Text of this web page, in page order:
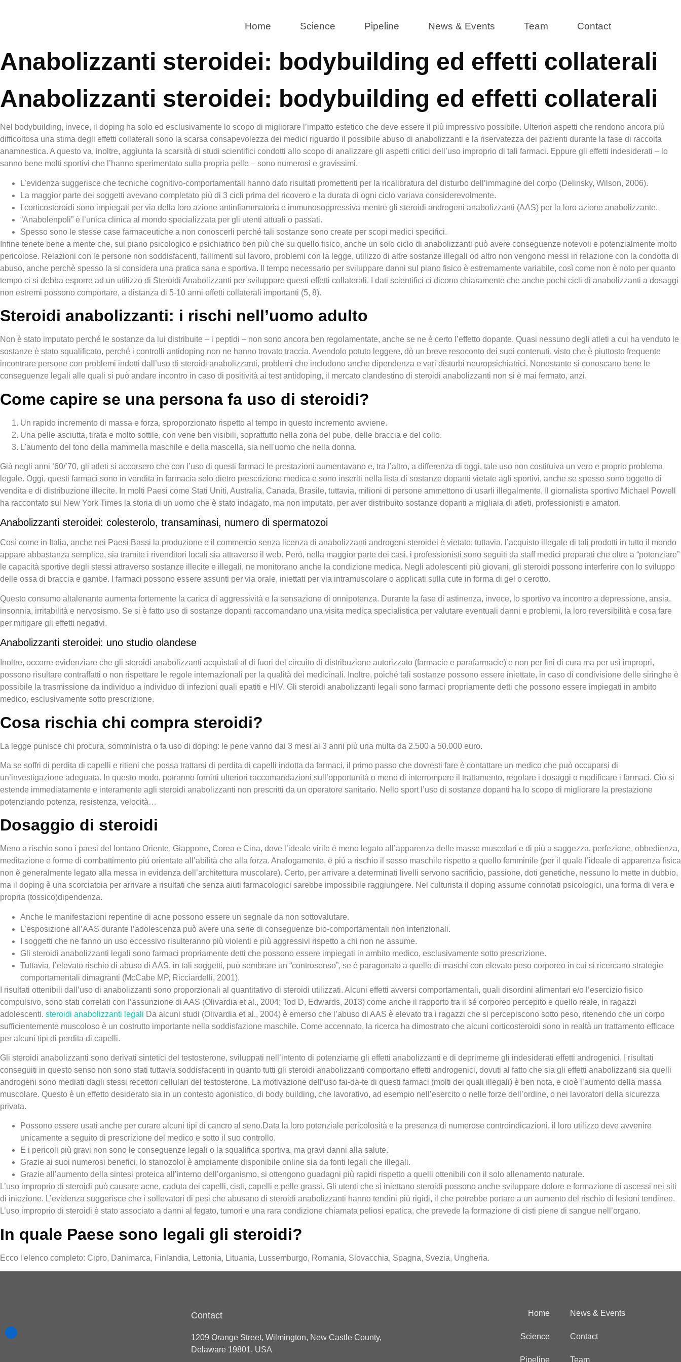
Home Science Pipeline News & Events Team Contact
Anabolizzanti steroidei: bodybuilding ed effetti collaterali
Anabolizzanti steroidei: bodybuilding ed effetti collaterali
Nel bodybuilding, invece, il doping ha solo ed esclusivamente lo scopo di migliorare l’impatto estetico che deve essere il più impressivo possibile. Ulteriori aspetti che rendono ancora più
difficoltosa una stima degli effetti collaterali sono la scarsa consapevolezza dei medici riguardo il possibile abuso di anabolizzanti e la riservatezza dei pazienti durante la fase di raccolta
anamnestica. A questo va, inoltre, aggiunta la scarsità di studi scientifici condotti allo scopo di analizzare gli aspetti critici dell’uso improprio di tali farmaci. Eppure gli effetti indesiderati – lo
sanno bene molti sportivi che l’hanno sperimentato sulla propria pelle – sono numerosi e gravissimi.
L’evidenza suggerisce che tecniche cognitivo-comportamentali hanno dato risultati promettenti per la ricalibratura del disturbo dell’immagine del corpo (Delinsky, Wilson, 2006).
La maggior parte dei soggetti avevano completato più di 3 cicli prima del ricovero e la durata di ogni ciclo variava considerevolmente.
I corticosteroidi sono impiegati per via della loro azione antinfiammatoria e immunosoppressiva mentre gli steroidi androgeni anabolizzanti (AAS) per la loro azione anabolizzante.
“Anabolenpoli” è l’unica clinica al mondo specializzata per gli utenti attuali o passati.
Spesso sono le stesse case farmaceutiche a non conoscerli perché tali sostanze sono create per scopi medici specifici.
Infine tenete bene a mente che, sul piano psicologico e psichiatrico ben più che su quello fisico, anche un solo ciclo di anabolizzanti può avere conseguenze notevoli e potenzialmente molto
pericolose. Relazioni con le persone non soddisfacenti, fallimenti sul lavoro, problemi con la legge, utilizzo di altre sostanze illegali od altro non vengono messi in relazione con la condotta di
abuso, anche perchè spesso la si considera una pratica sana e sportiva. Il tempo necessario per sviluppare danni sul piano fisico è estremamente variabile, così come non è noto per quanto
tempo ci si debba esporre ad un utilizzo di Steroidi Anabolizzanti per sviluppare questi effetti collaterali. I dati scientifici ci dicono chiaramente che anche pochi cicli di anabolizzanti a dosaggi
non estremi possono comportare, a distanza di 5-10 anni effetti collaterali importanti (5, 8).
Steroidi anabolizzanti: i rischi nell’uomo adulto
Non è stato imputato perché le sostanze da lui distribuite – i peptidi – non sono ancora ben regolamentate, anche se ne è certo l’effetto dopante. Quasi nessuno degli atleti a cui ha venduto le
sostanze è stato squalificato, perché i controlli antidoping non ne hanno trovato traccia. Avendolo potuto leggere, dò un breve resoconto dei suoi contenuti, visto che è piuttosto frequente
incontrare persone con problemi indotti dall’uso di steroidi anabolizzanti, problemi che includono anche dipendenza e vari disturbi neuropsichiatrici. Nonostante si conoscano bene le
conseguenze legali alle quali si può andare incontro in caso di positività ai test antidoping, il mercato clandestino di steroidi anabolizzanti non si è mai fermato, anzi.
Come capire se una persona fa uso di steroidi?
Un rapido incremento di massa e forza, sproporzionato rispetto al tempo in questo incremento avviene.
Una pelle asciutta, tirata e molto sottile, con vene ben visibili, soprattutto nella zona del pube, delle braccia e del collo.
L'aumento del tono della mammella maschile e della mascella, sia nell'uomo che nella donna.
Già negli anni ’60/’70, gli atleti si accorsero che con l’uso di questi farmaci le prestazioni aumentavano e, tra l’altro, a differenza di oggi, tale uso non costituiva un vero e proprio problema
legale. Oggi, questi farmaci sono in vendita in farmacia solo dietro prescrizione medica e sono inseriti nella lista di sostanze dopanti vietate agli sportivi, anche se spesso sono oggetto di
vendita e di distribuzione illecite. In molti Paesi come Stati Uniti, Australia, Canada, Brasile, tuttavia, milioni di persone ammettono di usarli illegalmente. Il giornalista sportivo Michael Powell
ha raccontato sul New York Times la storia di un uomo che è stato indagato, ma non imputato, per aver distribuito sostanze dopanti a migliaia di atleti, professionisti e amatori.
Anabolizzanti steroidei: colesterolo, transaminasi, numero di spermatozoi
Così come in Italia, anche nei Paesi Bassi la produzione e il commercio senza licenza di anabolizzanti androgeni steroidei è vietato; tuttavia, l’acquisto illegale di tali prodotti in tutto il mondo
appare abbastanza semplice, sia tramite i rivenditori locali sia attraverso il web. Però, nella maggior parte dei casi, i professionisti sono seguiti da staff medici preparati che oltre a “potenziare”
le capacità sportive degli stessi attraverso sostanze illecite e illegali, ne monitorano anche la condizione medica. Negli adolescenti più giovani, gli steroidi possono interferire con lo sviluppo
delle ossa di braccia e gambe. I farmaci possono essere assunti per via orale, iniettati per via intramuscolare o applicati sulla cute in forma di gel o cerotto.
Questo consumo altalenante aumenta fortemente la carica di aggressività e la sensazione di onnipotenza. Durante la fase di astinenza, invece, lo sportivo va incontro a depressione, ansia,
insonnia, irritabilità e nervosismo. Se si è fatto uso di sostanze dopanti raccomandano una visita medica specialistica per valutare eventuali danni e problemi, la loro reversibilità e cosa fare
per mitigare gli effetti negativi.
Anabolizzanti steroidei: uno studio olandese
Inoltre, occorre evidenziare che gli steroidi anabolizzanti acquistati al di fuori del circuito di distribuzione autorizzato (farmacie e parafarmacie) e non per fini di cura ma per usi impropri,
possono risultare contraffatti o non rispettare le regole internazionali per la qualità dei medicinali. Inoltre, poiché tali sostanze possono essere iniettate, in caso di condivisione delle siringhe è
possibile la trasmissione da individuo a individuo di infezioni quali epatiti e HIV. Gli steroidi anabolizzanti legali sono farmaci propriamente detti che possono essere impiegati in ambito
medico, esclusivamente sotto prescrizione.
Cosa rischia chi compra steroidi?
La legge punisce chi procura, somministra o fa uso di doping: le pene vanno dai 3 mesi ai 3 anni più una multa da 2.500 a 50.000 euro.
Ma se soffri di perdita di capelli e ritieni che possa trattarsi di perdita di capelli indotta da farmaci, il primo passo che dovresti fare è contattare un medico che può occuparsi di
un’investigazione adeguata. In questo modo, potranno fornirti ulteriori raccomandazioni sull’opportunità o meno di interrompere il trattamento, regolare i dosaggi o modificare i farmaci. Ciò si
estende immediatamente e interamente agli steroidi anabolizzanti non prescritti da un operatore sanitario. Nello sport l’uso di sostanze dopanti ha lo scopo di migliorare la prestazione
potenziando potenza, resistenza, velocità…
Dosaggio di steroidi
Meno a rischio sono i paesi del lontano Oriente, Giappone, Corea e Cina, dove l’ideale virile è meno legato all’apparenza delle masse muscolari e di più a saggezza, perfezione, obbedienza,
meditazione e forme di combattimento più orientate all’abilità che alla forza. Analogamente, è più a rischio il sesso maschile rispetto a quello femminile (per il quale l’ideale di apparenza fisica
non è generalmente legato alla messa in evidenza dell’architettura muscolare). Certo, per arrivare a determinati livelli servono sacrificio, passione, doti genetiche, nessuno lo mette in dubbio,
ma il doping è una scorciatoia per arrivare a risultati che senza aiuti farmacologici sarebbe impossibile raggiungere. Nel culturista il doping assume connotati psicologici, una forma di vera e
propria (tossico)dipendenza.
Anche le manifestazioni repentine di acne possono essere un segnale da non sottovalutare.
L’esposizione all’AAS durante l’adolescenza può avere una serie di conseguenze bio-comportamentali non intenzionali.
I soggetti che ne fanno un uso eccessivo risulteranno più violenti e più aggressivi rispetto a chi non ne assume.
Gli steroidi anabolizzanti legali sono farmaci propriamente detti che possono essere impiegati in ambito medico, esclusivamente sotto prescrizione.
Tuttavia, l’elevato rischio di abuso di AAS, in tali soggetti, può sembrare un “controsenso”, se è paragonato a quello di maschi con elevato peso corporeo in cui si ricercano strategie
comportamentali dimagranti (McCabe MP, Ricciardelli, 2001).
I risultati ottenibili dall’uso di anabolizzanti sono proporzionali al quantitativo di steroidi utilizzati. Alcuni effetti avversi comportamentali, quali disordini alimentari e/o l’esercizio fisico
compulsivo, sono stati correlati con l’assunzione di AAS (Olivardia et al., 2004; Tod D, Edwards, 2013) come anche il rapporto tra il sé corporeo percepito e quello reale, in ragazzi
adolescenti. steroidi anabolizzanti legali Da alcuni studi (Olivardia et al., 2004) è emerso che l’abuso di AAS è elevato tra i ragazzi che si percepiscono sotto peso, ritenendo che un corpo
sufficientemente muscoloso è un costrutto importante nella soddisfazione maschile. Come accennato, la ricerca ha dimostrato che alcuni corticosteroidi sono in realtà un trattamento efficace
per alcuni tipi di perdita di capelli.
Gli steroidi anabolizzanti sono derivati sintetici del testosterone, sviluppati nell’intento di potenziarne gli effetti anabolizzanti e di deprimerne gli indesiderati effetti androgenici. I risultati
conseguiti in questo senso non sono stati tuttavia soddisfacenti in quanto tutti gli steroidi anabolizzanti comportano effetti androgenici, dovuti al fatto che sia gli effetti anabolizzanti sia quelli
androgeni sono mediati dagli stessi recettori cellulari del testosterone. La motivazione dell’uso fai-da-te di questi farmaci (molti dei quali illegali) è ben nota, e cioè l’aumento della massa
muscolare. Questo è un effetto desiderato sia in un contesto agonistico, di body building, che lavorativo, ad esempio nell’esercito o nelle forze dell’ordine, o nei lavoratori della sicurezza
privata.
Possono essere usati anche per curare alcuni tipi di cancro al seno.Data la loro potenziale pericolosità e la presenza di numerose controindicazioni, il loro utilizzo deve avvenire
unicamente a seguito di prescrizione del medico e sotto il suo controllo.
E i pericoli più gravi non sono le conseguenze legali o la squalifica sportiva, ma gravi danni alla salute.
Grazie ai suoi numerosi benefici, lo stanozolol è ampiamente disponibile online sia da fonti legali che illegali.
Grazie all’aumento della sintesi proteica all’interno dell’organismo, si ottengono guadagni più rapidi rispetto a quelli ottenibili con il solo allenamento naturale.
L’uso improprio di steroidi può causare acne, caduta dei capelli, cisti, capelli e pelle grassi. Gli utenti che si iniettano steroidi possono anche sviluppare dolore e formazione di ascessi nei siti
di iniezione. L’evidenza suggerisce che i sollevatori di pesi che abusano di steroidi anabolizzanti hanno tendini più rigidi, il che potrebbe portare a un aumento del rischio di lesioni tendinee.
L’uso improprio di steroidi è stato associato a danni al fegato, tumori e una rara condizione chiamata peliosi epatica, che prevede la formazione di cisti piene di sangue nell’organo.
In quale Paese sono legali gli steroidi?
Ecco l'elenco completo: Cipro, Danimarca, Finlandia, Lettonia, Lituania, Lussemburgo, Romania, Slovacchia, Spagna, Svezia, Ungheria.
Contact
1209 Orange Street, Wilmington, New Castle County,
Delaware 19801, USA
Home
Science
Pipeline
News & Events
Contact
Team